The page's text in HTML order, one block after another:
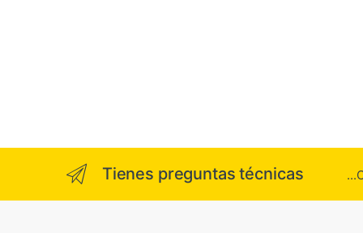
Tienes preguntas técnicas